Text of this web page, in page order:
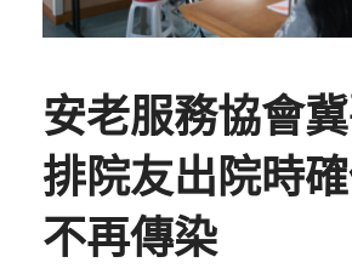
安老服務協會
排院友出院時
不再傳染